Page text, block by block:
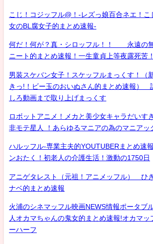
こじ！コジッフル@！-レズっ娘百合ネエ！
女のBL腐女子的まとめ速報-
何だ！何が？真・シロッフル！！ 永遠の
ニート的まとめ速報！一生童貞上等夜露死苦！
男装スケバン女子！スケッフルまっくす！（
きっ!！ビー玉のおいぬさん的まとめ速報）
しろ動画まで取り上げまっくす
ロボットアニメ！メカと美少女キャラだいす
非モテ星人 ！あらゆるマニアの為のマニアッ
ハルッフル-専業主夫的YOUTUBERまとめ速
ンおたく！初老人の介護生活！激動の1750日
アニゲタレスト（元祖！アニメッフル） ひ
ナベ的まとめ速報
火浦のシネマッフル映画NEWS情報ポータブ
人オカマちゃんの鬼女的まとめ速報!オカマッ
ーハーフ